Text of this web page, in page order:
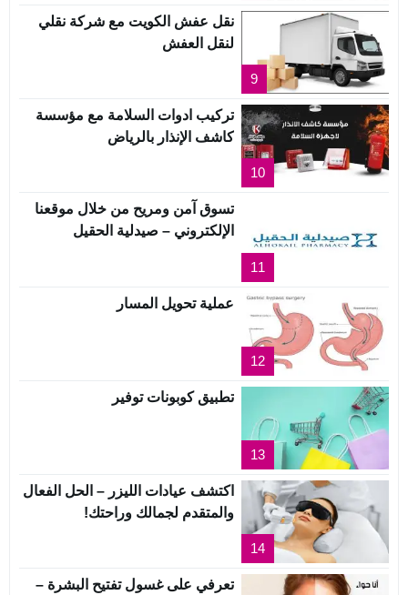
9
نقل عفش الكويت مع شركة نقلي
لنقل العفش
10
تركيب ادوات السلامة مع مؤسسة
كاشف الإنذار بالرياض
11
تسوق آمن ومريح من خلال موقعنا
الإلكتروني – صيدلية الحقيل
12
عملية تحويل المسار
13
تطبيق كوبونات توفير
14
اكتشف عيادات الليزر – الحل الفعال
والمتقدم لجمالك وراحتك!
تعرفي على غسول تفتيح البشرة –